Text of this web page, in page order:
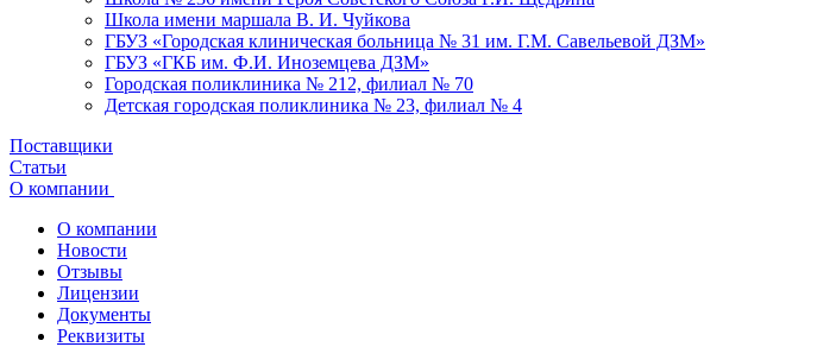
Школа имени маршала В. И. Чуйкова
ГБУЗ «Городская клиническая больница № 31 им. Г.М. Савельевой ДЗМ»
ГБУЗ «ГКБ им. Ф.И. Иноземцева ДЗМ»
Городская поликлиника № 212, филиал № 70
Детская городская поликлиника № 23, филиал № 4
Поставщики
Статьи
О компании
О компании
Новости
Отзывы
Лицензии
Документы
Реквизиты